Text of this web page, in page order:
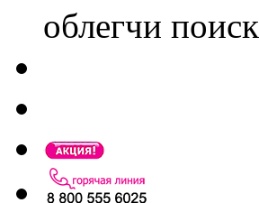
облегчи поиск